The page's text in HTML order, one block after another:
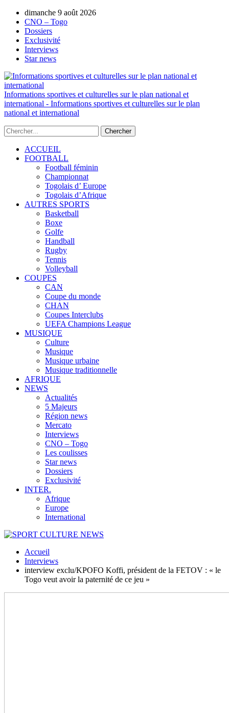
dimanche 9 août 2026
CNO – Togo
Dossiers
Exclusivité
Interviews
Star news
Informations sportives et culturelles sur le plan national et
international - Informations sportives et culturelles sur le plan
national et international
ACCUEIL
FOOTBALL
Football féminin
Championnat
Togolais d’ Europe
Togolais d’Afrique
AUTRES SPORTS
Basketball
Boxe
Golfe
Handball
Rugby
Tennis
Volleyball
COUPES
CAN
Coupe du monde
CHAN
Coupes Interclubs
UEFA Champions League
MUSIQUE
Culture
Musique
Musique urbaine
Musique traditionnelle
AFRIQUE
NEWS
Actualités
5 Majeurs
Région news
Mercato
Interviews
CNO – Togo
Les coulisses
Star news
Dossiers
Exclusivité
INTER.
Afrique
Europe
International
Accueil
Interviews
interview exclu/KPOFO Koffi, président de la FETOV : « le
Togo veut avoir la paternité de ce jeu »
AUTORISATION DE LA HAAC N°0134/HAAC/